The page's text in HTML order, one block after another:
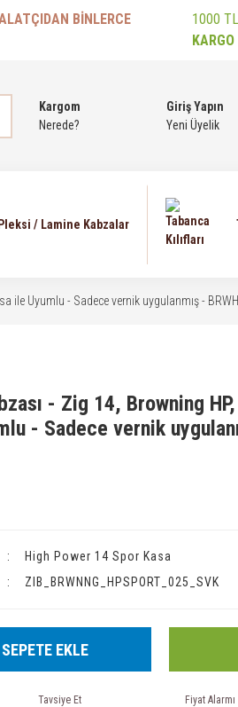
BİNLERCE
1000
KARGO
Kargom
Nerede?
Giriş Yapın
Yeni Üyelik
/ Lamine Kabzalar
ile Uyumlu - Sadece vernik uygulanmış -
- Zig 14, Browning
- Sadece vernik
High Power 14 Spor Kasa
ZIB_BRWNNG_HPSPORT_025_SVK
SEPETE EKLE
Tavsiye Et Fiyat Alarmı